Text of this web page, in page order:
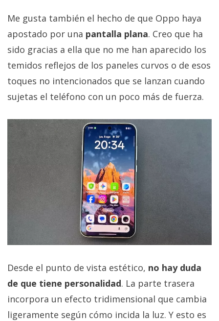
Me gusta también el hecho de que Oppo haya
apostado por una pantalla plana. Creo que ha
sido gracias a ella que no me han aparecido los
temidos reflejos de los paneles curvos o de esos
toques no intencionados que se lanzan cuando
sujetas el teléfono con un poco más de fuerza.
Desde el punto de vista estético, no hay duda
de que tiene personalidad. La parte trasera
incorpora un efecto tridimensional que cambia
ligeramente según cómo incida la luz. Y esto es